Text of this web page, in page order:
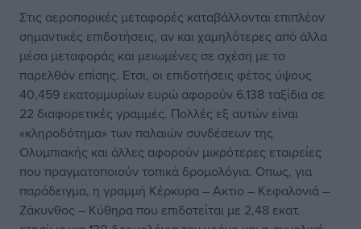
Στις αεροπορικές μεταφορές καταβάλλονται επιπλέον
σημαντικές επιδοτήσεις, αν και χαμηλότερες από άλλα
μέσα μεταφοράς και μειωμένες σε σχέση με το
παρελθόν επίσης. Ετσι, οι επιδοτήσεις φέτος ύψους
40,459 εκατομμυρίων ευρώ αφορούν 6.138 ταξίδια σε
22 διαφορετικές γραμμές. Πολλές εξ αυτών είναι
«κληροδότημα» των παλαιών συνδέσεων της
Ολυμπιακής και άλλες αφορούν μικρότερες εταιρείες
που πραγματοποιούν τοπικά δρομολόγια. Οπως, για
παράδειγμα, η γραμμή Κέρκυρα – Ακτιο – Κεφαλονιά –
Ζάκυνθος – Κύθηρα που επιδοτείται με 2,48 εκατ.